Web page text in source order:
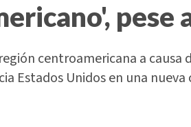
pese
centroamericana a causa
Estados Unidos en una nueva